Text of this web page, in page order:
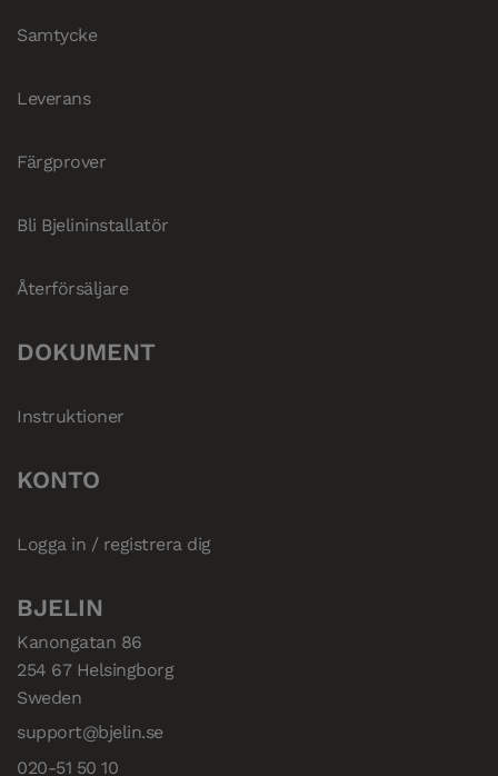
Samtycke
Leverans
Färgprover
Bli Bjelininstallatör
Återförsäljare
DOKUMENT
Instruktioner
KONTO
Logga in / registrera dig
BJELIN
Kanongatan 86
254 67 Helsingborg
Sweden
support@bjelin.se
020-51 50 10